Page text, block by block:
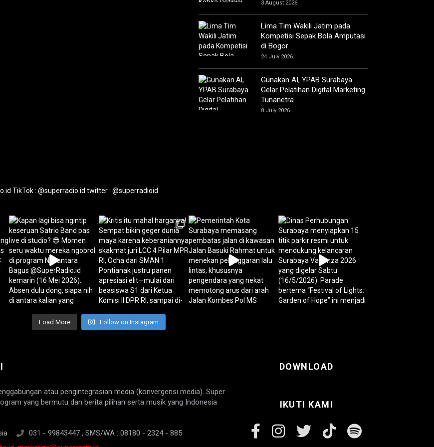
3 August 2026
Lima Tim Wakili Jatim pada
Kompetisi Sepak Bola Amputasi
di Bogor
24 July 2026
Gunakan AI, YPAB Surabaya
Gelar Pelatihan Digital Marketing
Tunanetra
8 July 2026
TikTok : @superradio.id twitter : @superradioid
Load More Follow on Instagram
atau pengintegrasian media (konvergensi media). Super
yang bermutu dan berita pilihan serta musik yang Indonesia
031 - 99843447 , SMS/WA : 08180 - 2324 - 885
DOWNLOAD
IKUTI KAMI